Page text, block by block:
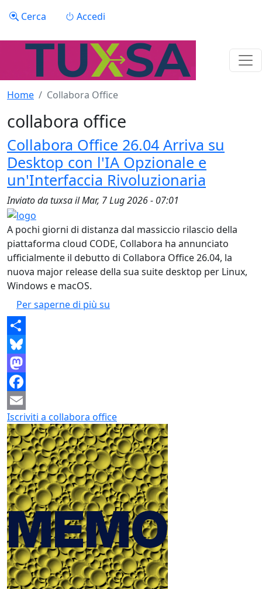
Menu profilo utente
Cerca Accedi
Home Collabora Office
collabora office
Collabora Office 26.04 Arriva su
Desktop con l'IA Opzionale e
un'Interfaccia Rivoluzionaria
Inviato datuxsailMar, 7 Lug 2026 - 07:01
A pochi giorni di distanza dal massiccio rilascio della
piattaforma cloud CODE, Collabora ha annunciato
ufficialmente il debutto di Collabora Office 26.04, la
nuova major release della sua suite desktop per Linux,
Windows e macOS.
Per saperne di più su
Share
Bluesky
Mastodon
Facebook
Email
Iscriviti a collabora office